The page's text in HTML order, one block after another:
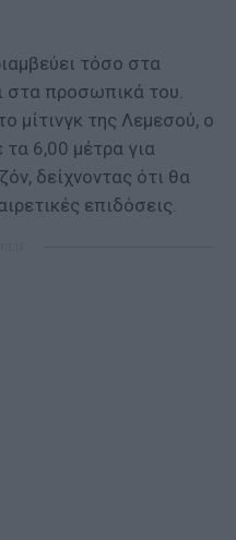
τόσο στα
στα προσωπικά του.
μίτινγκ της Λεμεσού, ο
6,00 μέτρα για
δείχνοντας ότι θα
επιδόσεις.